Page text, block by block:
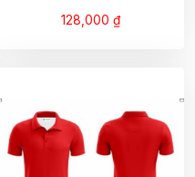
128,000 ₫